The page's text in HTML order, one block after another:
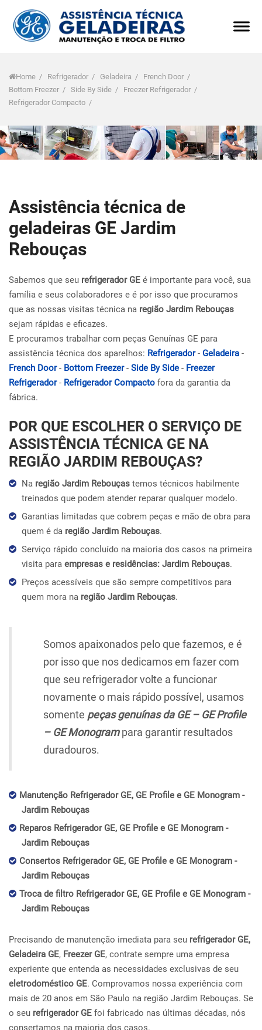
Home / Refrigerador / Geladeira / French Door /
Bottom Freezer / Side By Side / Freezer Refrigerador /
Refrigerador Compacto /
Assistência técnica de
geladeiras GE Jardim
Rebouças
Sabemos que seu refrigerador GE é importante para você, sua
família e seus colaboradores e é por isso que procuramos
que as nossas visitas técnica na região Jardim Rebouças
sejam rápidas e eficazes.
E procuramos trabalhar com peças Genuínas GE para
assistência técnica dos aparelhos: Refrigerador- Geladeira -
French Door- Bottom Freezer- Side By Side - Freezer
Refrigerador- Refrigerador Compacto fora da garantia da
fábrica.
POR QUE ESCOLHER O SERVIÇO DE
ASSISTÊNCIA TÉCNICA GE NA
REGIÃO JARDIM REBOUÇAS?
Na região Jardim Rebouças temos técnicos habilmente
treinados que podem atender reparar qualquer modelo.
Garantias limitadas que cobrem peças e mão de obra para
quem é da região Jardim Rebouças.
Serviço rápido concluído na maioria dos casos na primeira
visita para empresas e residências: Jardim Rebouças.
Preços acessíveis que são sempre competitivos para
quem mora na região Jardim Rebouças.
Somos apaixonados pelo que fazemos, e é
por isso que nos dedicamos em fazer com
que seu refrigerador volte a funcionar
novamente o mais rápido possível, usamos
somente peças genuínas da GE – GE Profile
– GE Monogrampara garantir resultados
duradouros.
Manutenção Refrigerador GE, GE Profile e GE Monogram -
Jardim Rebouças
Reparos Refrigerador GE, GE Profile e GE Monogram -
Jardim Rebouças
Consertos Refrigerador GE, GE Profile e GE Monogram -
Jardim Rebouças
Troca de filtro Refrigerador GE, GE Profile e GE Monogram -
Jardim Rebouças
Precisando de manutenção imediata para seu refrigerador GE,
Geladeira GE, Freezer GE, contrate sempre uma empresa
experiente que entenda as necessidades exclusivas de seu
eletrodoméstico GE. Comprovamos nossa experiência com
mais de 20 anos em São Paulo na região Jardim Rebouças. Se
o seu refrigerador GE foi fabricado nas últimas décadas, nós
consertamos na maioria dos casos.